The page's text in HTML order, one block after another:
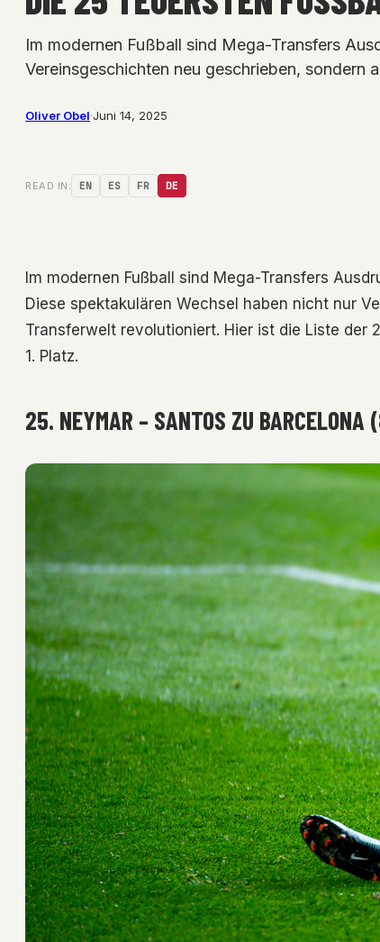
Im modernen Fußball sind Mega-Transfers
Vereinsgeschichten neu geschrieben,
Oliver Obel·Juni 14, 2025
READ IN: EN ES FR DE
Im modernen Fußball sind Mega-Transfers
Diese spektakulären Wechsel haben nicht nur
Transferwelt revolutioniert. Hier ist die Liste der
1. Platz.
25. NEYMAR – SANTOS ZU